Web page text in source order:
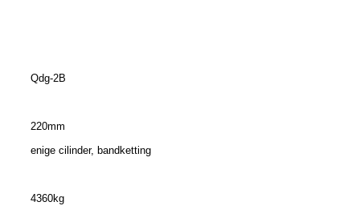
Qdg-2B
220mm
enige cilinder, bandketting
4360kg